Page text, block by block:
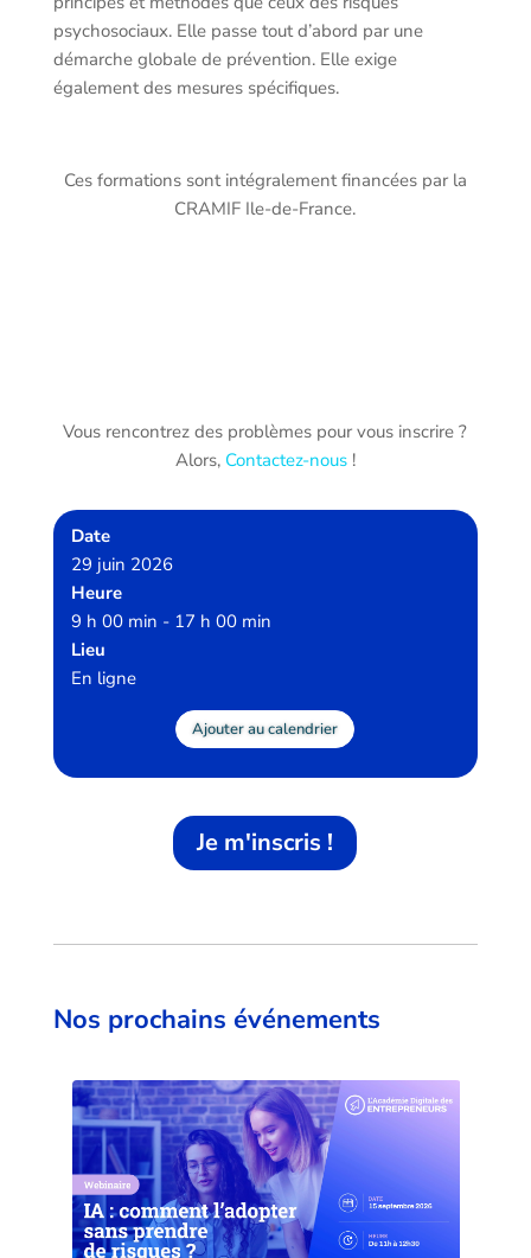
psychosociaux. Elle passe tout d’abord par une
démarche globale de prévention. Elle exige
également des mesures spécifiques.
Ces formations sont intégralement financées par la
CRAMIF Ile-de-France.
Vous rencontrez des problèmes pour vous inscrire ?
Alors, Contactez-nous!
Date
29 juin 2026
Heure
9 h 00 min - 17 h 00 min
Lieu
En ligne
Ajouter au calendrier
Je m'inscris !
Nos prochains événements